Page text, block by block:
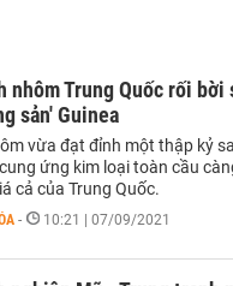
nhôm Trung Quốc rối
sản' Guinea
vừa đạt đỉnh một thập kỷ
ứng kim loại toàn cầu
cả của Trung Quốc.
- 10:21 | 07/09/2021